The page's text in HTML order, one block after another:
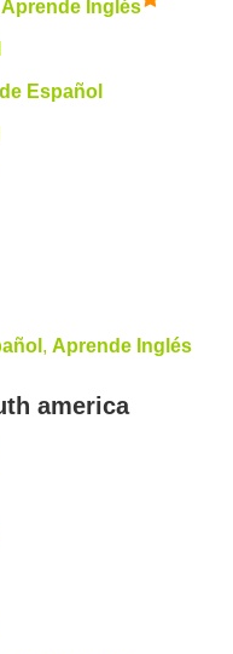
Aprende Inglés
Español
, Aprende Inglés
america